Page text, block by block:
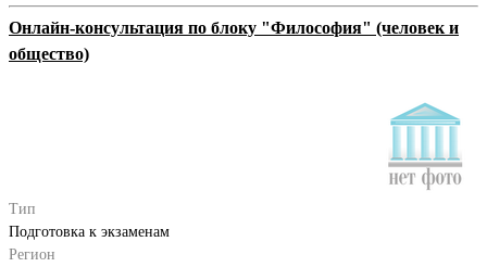
Онлайн-консультация по блоку "Философия" (человек и
общество)
Тип
Подготовка к экзаменам
Регион